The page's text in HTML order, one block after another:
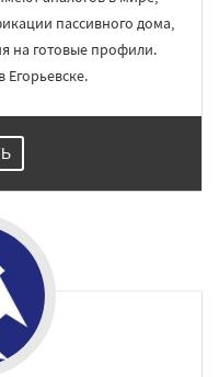
пассивного дома,
на готовые профили.